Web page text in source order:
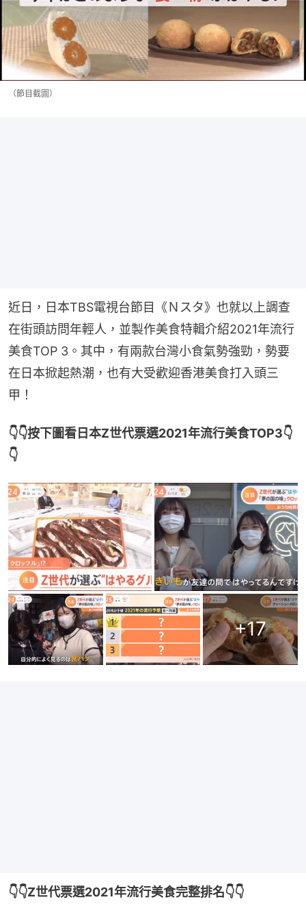
（節目截圖）
近日，日本TBS電視台節目《Ｎスタ》也就以上調查
在街頭訪問年輕人，並製作美食特輯介紹2021年流行
美食TOP 3。其中，有兩款台灣小食氣勢強勁，勢要
在日本掀起熱潮，也有大受歡迎香港美食打入頭三
甲！
👇👇按下圖看日本Z世代票選2021年流行美食TOP3👇
👇
+17
👇👇Z世代票選2021年流行美食完整排名👇👇